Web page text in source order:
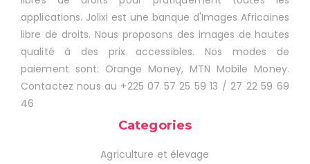
applications. Jolixi est une banque d'Images Africaines
libre de droits. Nous proposons des images de hautes
qualité à des prix accessibles. Nos modes de
paiement sont: Orange Money, MTN Mobile Money.
Contactez nous au +225 07 57 25 59 13 / 27 22 59 69
46
Categories
Agriculture et élevage